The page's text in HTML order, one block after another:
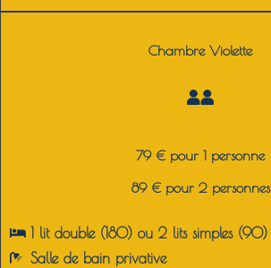
Chambre Violette
79 € pour 1 personne
89 € pour 2 personnes
1 lit double (180) ou 2 lits simples (90)
Salle de bain privative